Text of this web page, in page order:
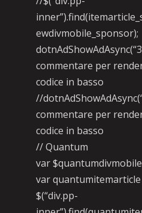
ewdivmobile_sponsor);
commentare per
codice in basso
//
commentare per
codice in basso
// Quantum
var $quantumdivmobile
var quantumitemarticle
$(“div.pp-